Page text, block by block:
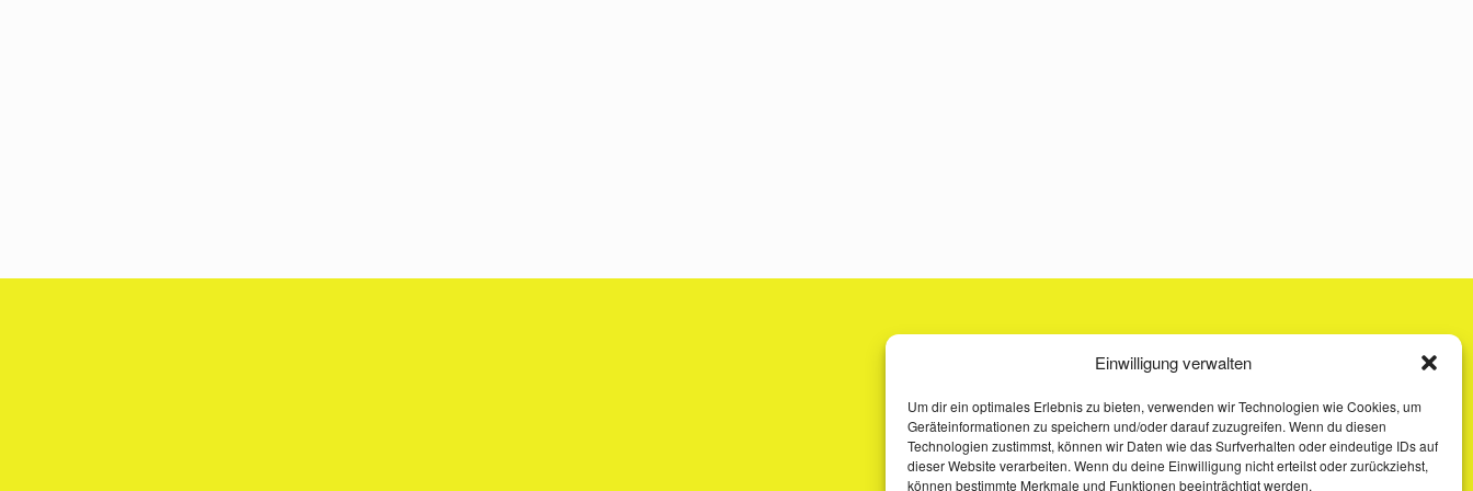
Einwilligung verwalten
Um dir ein optimales Erlebnis zu bieten, verwenden wir Technologien wie Cookies, um
Geräteinformationen zu speichern und/oder darauf zuzugreifen. Wenn du diesen
Technologien zustimmst, können wir Daten wie das Surfverhalten oder eindeutige IDs auf
dieser Website verarbeiten. Wenn du deine Einwilligung nicht erteilst oder zurückziehst,
können bestimmte Merkmale und Funktionen beeinträchtigt werden.